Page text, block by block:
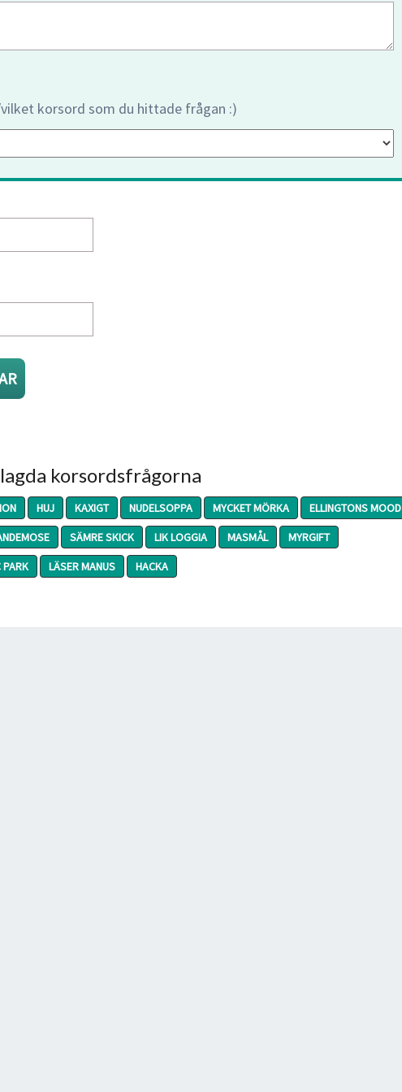
korsord som du hittade frågan :)
korsordsfrågorna
HUJ KAXIGT NUDELSOPPA MYCKET MÖRKA
ELLINGTONS MOOD
SÄMRE SKICK LIK LOGGIA MASMÅL
MYRGIFT
PARK LÄSER MANUS HACKA